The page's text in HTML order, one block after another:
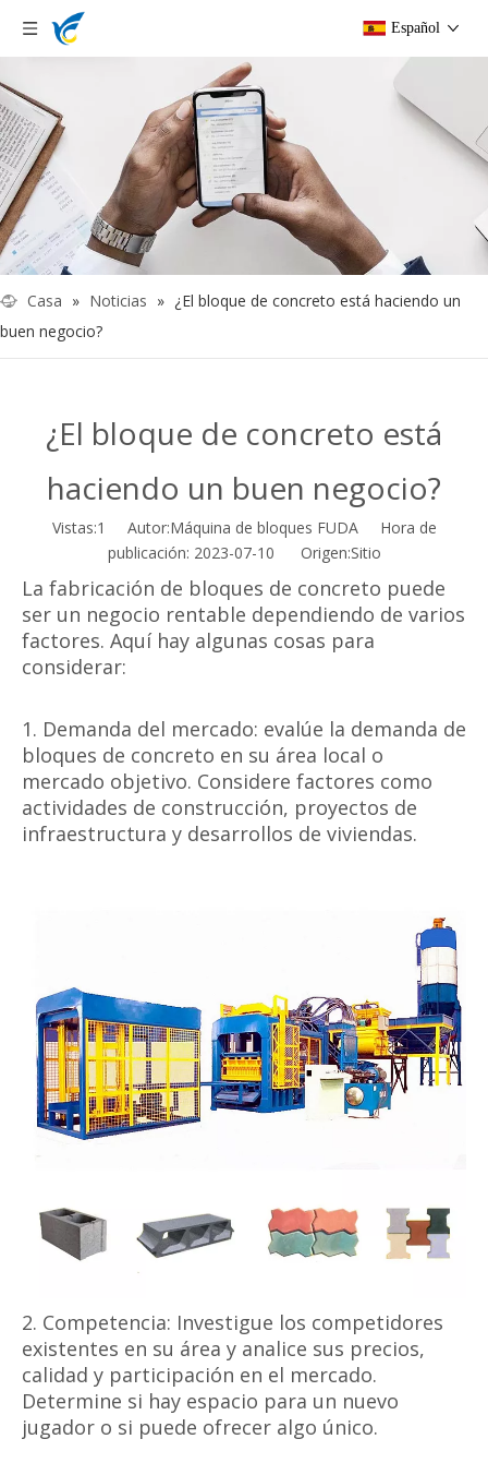
Español
Casa » Noticias » ¿El bloque de concreto está haciendo un
buen negocio?
¿El bloque de concreto está
haciendo un buen negocio?
Vistas:1
Autor:Máquina de bloques FUDA Hora de
publicación: 2023-07-10 Origen:Sitio
La fabricación de bloques de concreto puede
ser un negocio rentable dependiendo de varios
factores. Aquí hay algunas cosas para
considerar:
1. Demanda del mercado: evalúe la demanda de
bloques de concreto en su área local o
mercado objetivo. Considere factores como
actividades de construcción, proyectos de
infraestructura y desarrollos de viviendas.
2. Competencia: Investigue los competidores
existentes en su área y analice sus precios,
calidad y participación en el mercado.
Determine si hay espacio para un nuevo
jugador o si puede ofrecer algo único.